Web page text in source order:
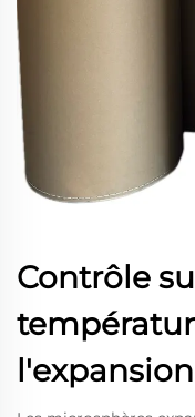
Contrôle
l'expansion